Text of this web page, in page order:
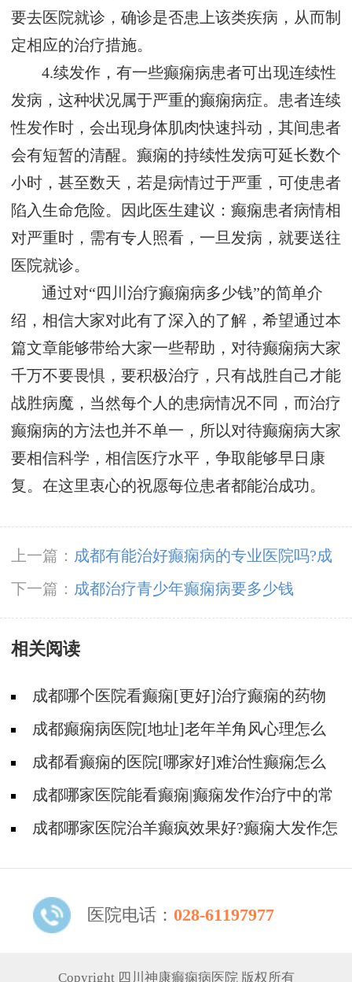
要去医院就诊，确诊是否患上该类疾病，从而制
定相应的治疗措施。
4.续发作，有一些癫痫病患者可出现连续性
发病，这种状况属于严重的癫痫病症。患者连续
性发作时，会出现身体肌肉快速抖动，其间患者
会有短暂的清醒。癫痫的持续性发病可延长数个
小时，甚至数天，若是病情过于严重，可使患者
陷入生命危险。因此医生建议：癫痫患者病情相
对严重时，需有专人照看，一旦发病，就要送往
医院就诊。
通过对“四川治疗癫痫病多少钱”的简单介
绍，相信大家对此有了深入的了解，希望通过本
篇文章能够带给大家一些帮助，对待癫痫病大家
千万不要畏惧，要积极治疗，只有战胜自己才能
战胜病魔，当然每个人的患病情况不同，而治疗
癫痫病的方法也并不单一，所以对待癫痫病大家
要相信科学，相信医疗水平，争取能够早日康
复。在这里衷心的祝愿每位患者都能治成功。
上一篇： 成都有能治好癫痫病的专业医院吗?成
都癫痫病医院如何
下一篇： 成都治疗青少年癫痫病要多少钱
相关阅读
成都哪个医院看癫痫[更好]治疗癫痫的药物
不良反应是什么?
成都癫痫病医院[地址]老年羊角风心理怎么
调整?成都看癫痫的医院[哪家好]难治性癫痫怎么
治疗呢?
成都哪家医院能看癫痫|癫痫发作治疗中的常
见问题。
成都哪家医院治羊癫疯效果好?癫痫大发作怎
医院电话： 028-61197977
Copyright 四川神康癫痫病医院 版权所有